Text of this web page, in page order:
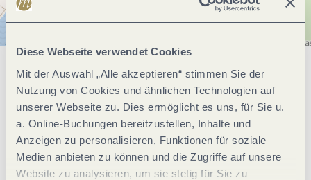
Diese Webseite verwendet Cookies
Mit der Auswahl „Alle akzeptieren“ stimmen Sie der
Nutzung von Cookies und ähnlichen Technologien auf
unserer Webseite zu. Dies ermöglicht es uns, für Sie u.
a. Online-Buchungen bereitzustellen, Inhalte und
Anzeigen zu personalisieren, Funktionen für soziale
Medien anbieten zu können und die Zugriffe auf unsere
Website zu analysieren, um sie stetig für Sie zu
Allgemeine Informationen
Öffnungszeiten